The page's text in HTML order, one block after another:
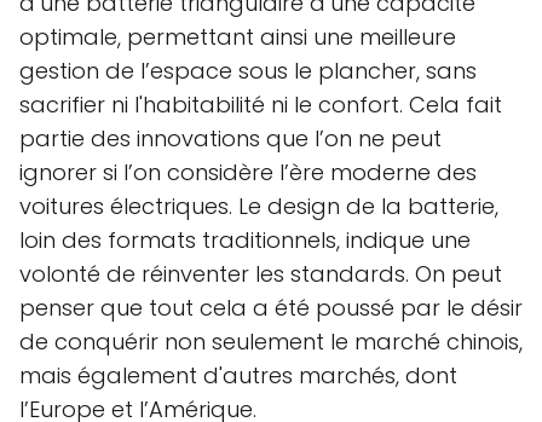
optimale, permettant ainsi une meilleure
gestion de l’espace sous le plancher, sans
sacrifier ni l'habitabilité ni le confort. Cela fait
partie des innovations que l’on ne peut
ignorer si l’on considère l’ère moderne des
voitures électriques. Le design de la batterie,
loin des formats traditionnels, indique une
volonté de réinventer les standards. On peut
penser que tout cela a été poussé par le désir
de conquérir non seulement le marché chinois,
mais également d'autres marchés, dont
l’Europe et l’Amérique.